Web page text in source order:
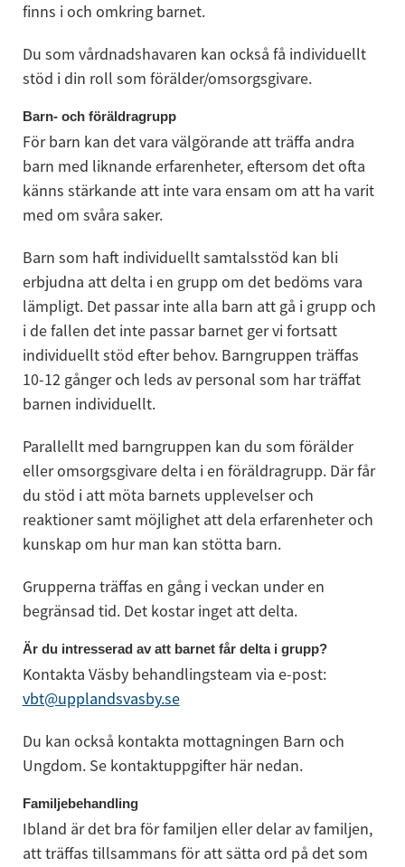
finns i och omkring barnet.
Du som vårdnadshavaren kan också få individuellt
stöd i din roll som förälder/omsorgsgivare.
Barn- och föräldragrupp
För barn kan det vara välgörande att träffa andra
barn med liknande erfarenheter, eftersom det ofta
känns stärkande att inte vara ensam om att ha varit
med om svåra saker.
Barn som haft individuellt samtalsstöd kan bli
erbjudna att delta i en grupp om det bedöms vara
lämpligt. Det passar inte alla barn att gå i grupp och
i de fallen det inte passar barnet ger vi fortsatt
individuellt stöd efter behov. Barngruppen träffas
10-12 gånger och leds av personal som har träffat
barnen individuellt.
Parallellt med barngruppen kan du som förälder
eller omsorgsgivare delta i en föräldragrupp. Där får
du stöd i att möta barnets upplevelser och
reaktioner samt möjlighet att dela erfarenheter och
kunskap om hur man kan stötta barn.
Grupperna träffas en gång i veckan under en
begränsad tid. Det kostar inget att delta.
Är du intresserad av att barnet får delta i grupp?
Kontakta Väsby behandlingsteam via e-post:
vbt@upplandsvasby.se
Du kan också kontakta mottagningen Barn och
Ungdom. Se kontaktuppgifter här nedan.
Familjebehandling
Ibland är det bra för familjen eller delar av familjen,
att träffas tillsammans för att sätta ord på det som